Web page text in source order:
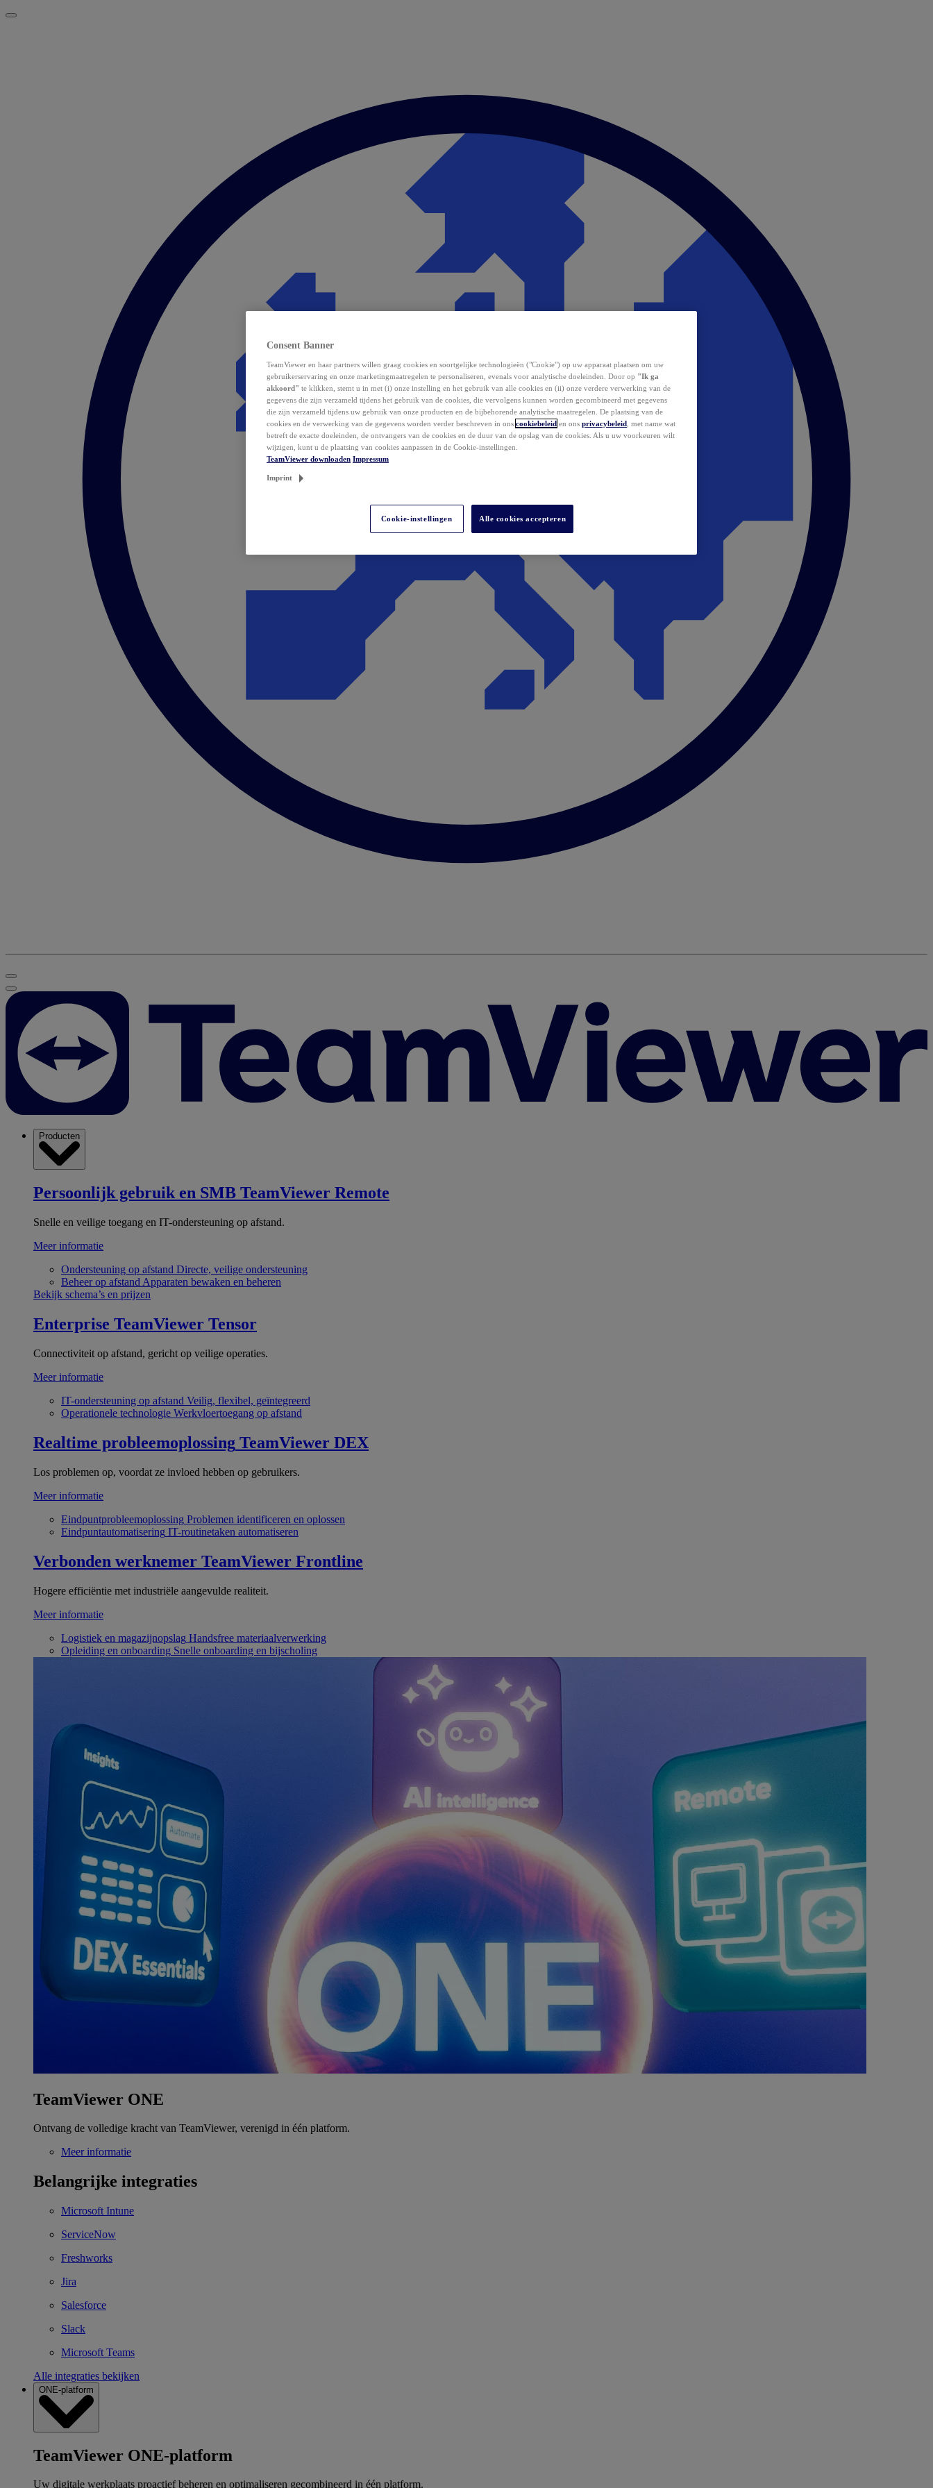
Producten
Persoonlijk gebruik en SMB TeamViewer Remote
Snelle en veilige toegang en IT-ondersteuning op afstand.
Meer informatie
Ondersteuning op afstand Directe, veilige ondersteuning
Beheer op afstand Apparaten bewaken en beheren
Bekijk schema’s en prijzen
Enterprise TeamViewer Tensor
Connectiviteit op afstand, gericht op veilige operaties.
Meer informatie
IT-ondersteuning op afstand Veilig, flexibel, geïntegreerd
Operationele technologie Werkvloertoegang op afstand
Realtime probleemoplossing TeamViewer DEX
Los problemen op, voordat ze invloed hebben op gebruikers.
Meer informatie
Eindpuntprobleemoplossing Problemen identificeren en oplossen
Eindpuntautomatisering IT-routinetaken automatiseren
Verbonden werknemer TeamViewer Frontline
Hogere efficiëntie met industriële aangevulde realiteit.
Meer informatie
Logistiek en magazijnopslag Handsfree materiaalverwerking
Opleiding en onboarding Snelle onboarding en bijscholing
TeamViewer ONE
Ontvang de volledige kracht van TeamViewer, verenigd in één platform.
Meer informatie
Belangrijke integraties
Microsoft Intune
ServiceNow
Freshworks
Jira
Salesforce
Slack
Microsoft Teams
Alle integraties bekijken
ONE-platform
TeamViewer ONE-platform
Uw digitale werkplaats proactief beheren en optimaliseren gecombineerd in één platform.
Consent Banner
TeamViewer en haar partners willen graag cookies en soortgelijke technologieën ("Cookie") op uw apparaat plaatsen om uw
gebruikerservaring en onze marketingmaatregelen te personaliseren, evenals voor analytische doeleinden. Door op "Ik ga
akkoord" te klikken, stemt u in met (i) onze instelling en het gebruik van alle cookies en (ii) onze verdere verwerking van de
gegevens die zijn verzameld tijdens het gebruik van de cookies, die vervolgens kunnen worden gecombineerd met gegevens
die zijn verzameld tijdens uw gebruik van onze producten en de bijbehorende analytische maatregelen. De plaatsing van de
cookies en de verwerking van de gegevens worden verder beschreven in ons cookiebeleid en ons privacybeleid , met name wat
betreft de exacte doeleinden, de ontvangers van de cookies en de duur van de opslag van de cookies. Als u uw voorkeuren wilt
wijzigen, kunt u de plaatsing van cookies aanpassen in de Cookie-instellingen.
TeamViewer downloaden Impressum
Imprint
Cookie-instellingen Alle cookies accepteren